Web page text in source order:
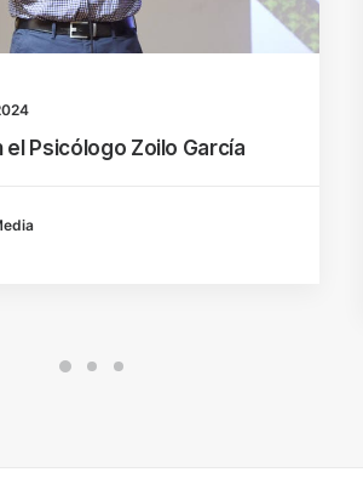
el Psicólogo Zoilo García